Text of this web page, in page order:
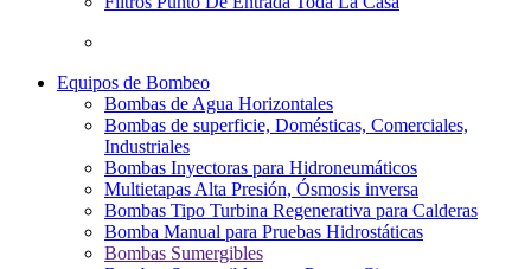
Equipos de Bombeo
Bombas de Agua Horizontales
Bombas de superficie, Domésticas, Comerciales,
Industriales
Bombas Inyectoras para Hidroneumáticos
Multietapas Alta Presión, Ósmosis inversa
Bombas Tipo Turbina Regenerativa para Calderas
Bomba Manual para Pruebas Hidrostáticas
Bombas Sumergibles